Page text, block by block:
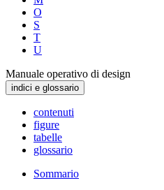
O
S
T
U
Manuale operativo di design
indici e glossario
contenuti
figure
tabelle
glossario
Sommario